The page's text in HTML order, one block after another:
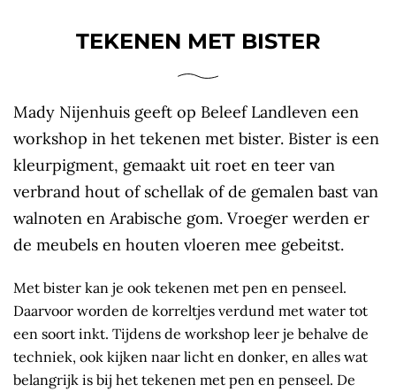
TEKENEN MET BISTER
Mady Nijenhuis geeft op Beleef Landleven een
workshop in het tekenen met bister. Bister is een
kleurpigment, gemaakt uit roet en teer van
verbrand hout of schellak of de gemalen bast van
walnoten en Arabische gom. Vroeger werden er
de meubels en houten vloeren mee gebeitst.
Met bister kan je ook tekenen met pen en penseel.
Daarvoor worden de korreltjes verdund met water tot
een soort inkt. Tijdens de workshop leer je behalve de
techniek, ook kijken naar licht en donker, en alles wat
belangrijk is bij het tekenen met pen en penseel. De